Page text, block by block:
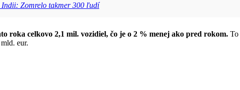
Zomrelo takmer 300 ľudí
celkovo 2,1 mil. vozidiel, čo je o 2 % menej ako pred rokom. To
eur.